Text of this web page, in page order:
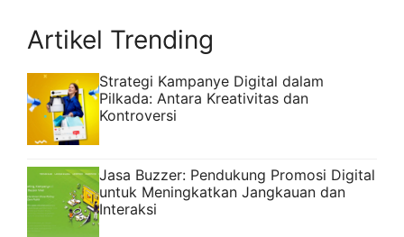
Artikel Trending
Strategi Kampanye Digital dalam
Pilkada: Antara Kreativitas dan
Kontroversi
Jasa Buzzer: Pendukung Promosi Digital
untuk Meningkatkan Jangkauan dan
Interaksi